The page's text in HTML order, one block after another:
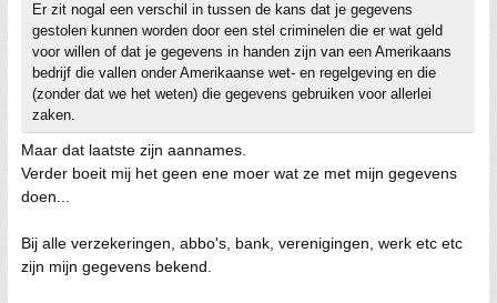
Er zit nogal een verschil in tussen de kans dat je gegevens
gestolen kunnen worden door een stel criminelen die er wat geld
voor willen of dat je gegevens in handen zijn van een Amerikaans
bedrijf die vallen onder Amerikaanse wet- en regelgeving en die
(zonder dat we het weten) die gegevens gebruiken voor allerlei
zaken.
Maar dat laatste zijn aannames.
Verder boeit mij het geen ene moer wat ze met mijn gegevens
doen...
Bij alle verzekeringen, abbo's, bank, verenigingen, werk etc etc
zijn mijn gegevens bekend.